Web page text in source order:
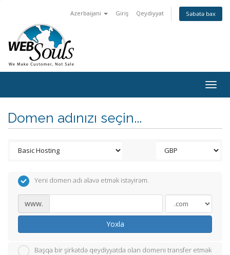
Azerbaijani Giriş Qeydiyyat Səbətə bax
Domen adınızı seçin...
Yeni domen adı əlavə etmək istəyirəm.
www.
Yoxla
Başqa bir şirkətdə qeydiyyatda olan domeni transfer etmək